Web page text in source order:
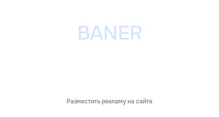
Разместить рекламу на сайте